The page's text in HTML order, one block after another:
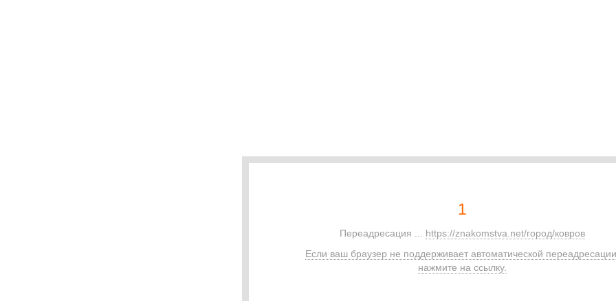
1
Переадресация ... https://znakomstva.net/город/ковров
Если ваш браузер не поддерживает автоматической
нажмите на ссылку.